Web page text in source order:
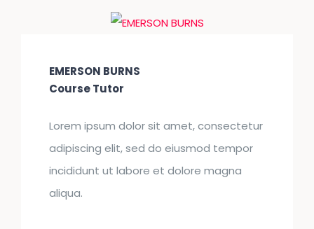
EMERSON BURNS
Course Tutor
Lorem ipsum dolor sit amet, consectetur
adipiscing elit, sed do eiusmod tempor
incididunt ut labore et dolore magna
aliqua.